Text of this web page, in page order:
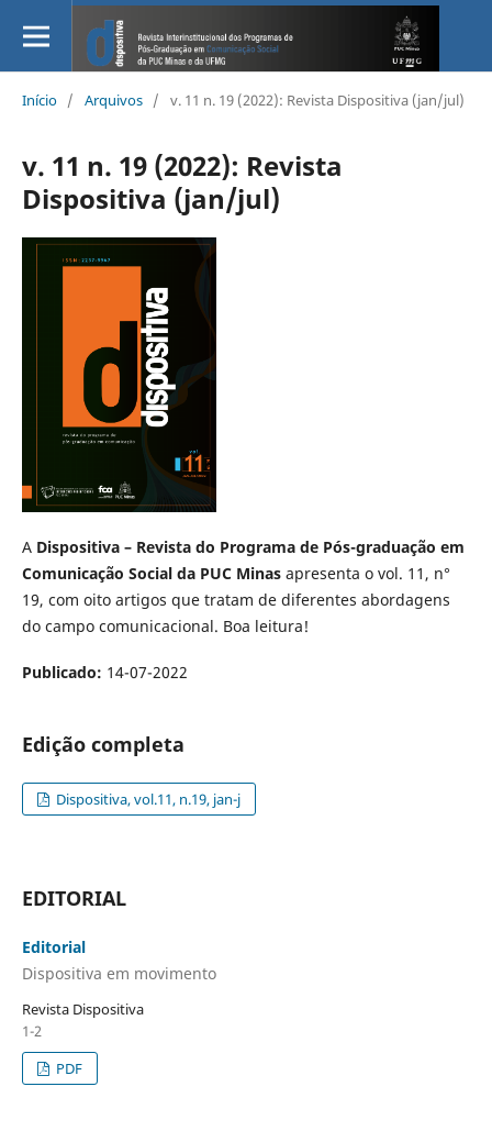
Início / Arquivos / v. 11 n. 19 (2022): Revista Dispositiva (jan/jul)
v. 11 n. 19 (2022): Revista
Dispositiva (jan/jul)
A Dispositiva – Revista do Programa de Pós-graduação em
Comunicação Social da PUC Minasapresenta o vol. 11, n°
19, com oito artigos que tratam de diferentes abordagens
do campo comunicacional. Boa leitura!
Publicado: 14-07-2022
Edição completa
Dispositiva, vol.11, n.19, jan-j
EDITORIAL
Editorial
Dispositiva em movimento
Revista Dispositiva
1-2
PDF